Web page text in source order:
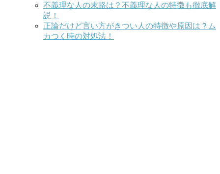
不義理な人の末路は？不義理な人の特徴も徹底解
説！
正論だけど言い方がきつい人の特徴や原因は？ム
カつく時の対処法！